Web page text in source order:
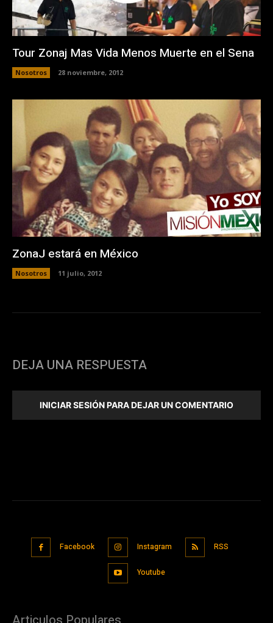
Tour Zonaj Mas Vida Menos Muerte en el Sena
Nosotros 28 noviembre, 2012
ZonaJ estará en México
Nosotros 11 julio, 2012
DEJA UNA RESPUESTA
INICIAR SESIÓN PARA DEJAR UN COMENTARIO
Facebook Instagram RSS
Youtube